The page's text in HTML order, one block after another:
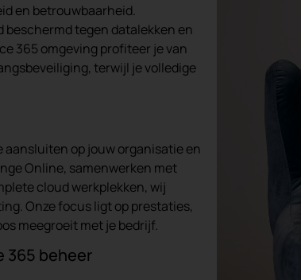
en betrouwbaarheid.
beschermd tegen datalekken en
365 omgeving profiteer je van
terwijl je volledige
aansluiten op jouw organisatie en
Online, samenwerken met
cloud werkplekken, wij
Onze focus ligt op prestaties,
meegroeit met je bedrijf.
365 beheer